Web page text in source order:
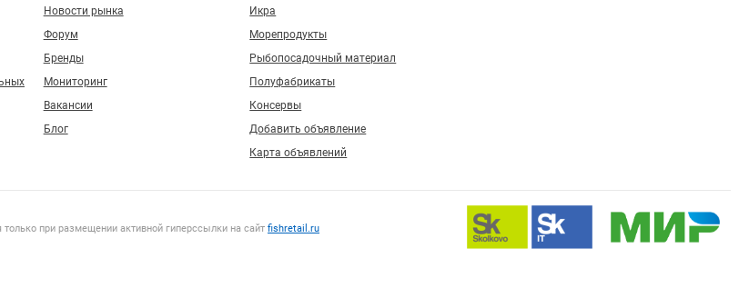
Новости рынка
Форум
Бренды
Мониторинг
Вакансии
Блог
Икра
Морепродукты
Рыбопосадочный материал
Полуфабрикаты
Консервы
Добавить объявление
Карта объявлений
при размещении активной гиперссылки на сайт fishretail.ru